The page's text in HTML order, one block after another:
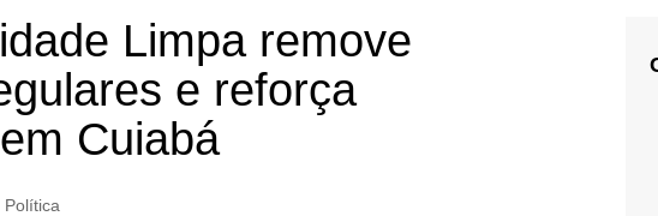
Limpa remove
e reforça
Cuiabá
Política